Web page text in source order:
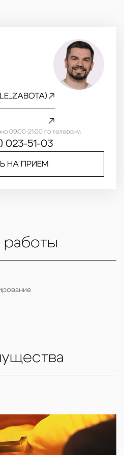
09:00-21:00 по телефону:
023-51-03
НА ПРИЕМ
работы